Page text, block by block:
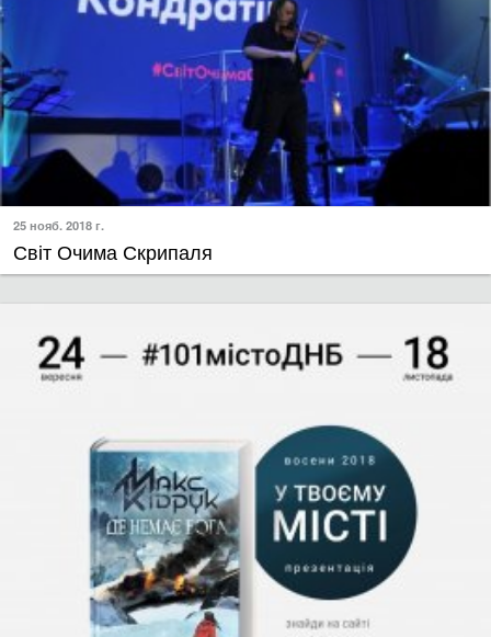
25 нояб. 2018 г.
Світ Очима Скрипаля